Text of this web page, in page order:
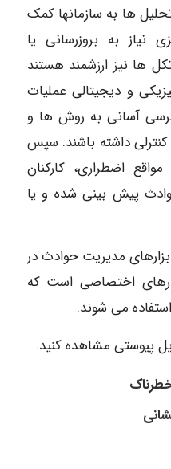
ها به سازمانها کمک
به بروزرسانی یا
ها نیز ارزشمند هستند
و دیجیتالی عملیات
آسانی به روش ها و
داشته باشند. سپس
اضطراری، کارکنان
پیش بینی شده و یا
مدیریت حوادث در
اختصاصی است که
می شوند.
پیوستی مشاهده کنید.